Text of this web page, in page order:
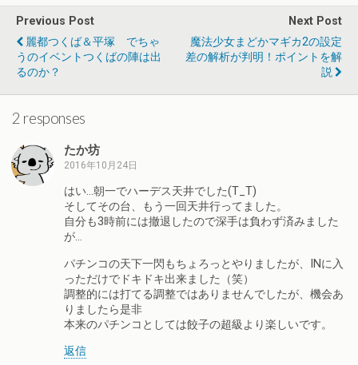
Previous Post
麗都つくば＆平塚 でちゃ
うのイベントつくばの陣は出
るのか？
Next Post
魔法少女まどかマギカ2の設定
差の解析が判明！ポイントを解
説
2 responses
たか坊
2016年10月24日
はい…朝一でハーデス天井でした(T_T)
そしてその台、もう一回天井行ってました。
自分も3時前には撤退したので深手は負わず済みました
が…
パチンコの天下一閃もちょろっとやりましたが、INに入
っただけでドキドキ出来ました（笑）
調整的には打てる調整ではありませんでしたが、機会あ
りましたら是非
本来のパチンコとしては餃子の超級より楽しいです。
返信